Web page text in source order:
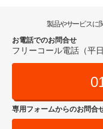
製品やサービスに
お電話でのお問合せ
フリーコール電話（平
専用フォームからのお問合